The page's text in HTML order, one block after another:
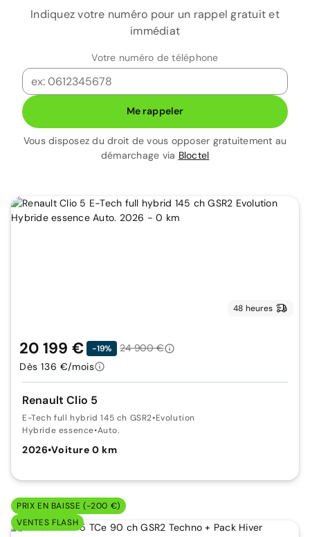
Indiquez votre numéro pour un rappel gratuit et
immédiat
Votre numéro de téléphone
Me rappeler
Vous disposez du droit de vous opposer gratuitement au
démarchage via Bloctel
48 heures
Renault Clio 5
E-Tech full hybrid 145 ch GSR2•Evolution
Hybride essence•Auto.
2026•Voiture 0 km
20 199 € -19%
24 900 €
Dès 136 €/mois
PRIX EN BAISSE (-200 €)
VENTES FLASH